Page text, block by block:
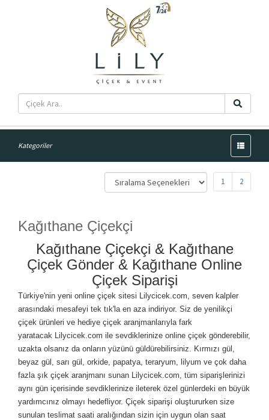
Menü
Kategoriler
1 2
Kağıthane Çiçekçi
Kağıthane Çiçekçi & Kağıthane
Çiçek Gönder & Kağıthane Online
Çiçek Siparişi
Türkiye'nin yeni online çiçek sitesi Lilycicek.com, seven kalpler
arasındaki mesafeyi tek tık'la en aza indiriyor. Siz de yenilikçi
çiçek ürünleri ve hediye çiçek aranjmanlarıyla fark
yaratacak Lilycicek.com ile sevdiklerinize online çiçek gönderebilir,
uzakta olsanız da onların yüzünü güldürebilirsiniz. Kırmızı gül,
beyaz gül, sarı gül, orkide, papatya, teraryum, lilyum ve çok daha
fazla şık çiçek aranjmanı sunan Lilycicek.com, tüm siparişlerinizi
aynı gün içerisinde sevdiklerinize ileterek özel günlerdeki en büyük
yardımcınız olmayı hedefliyor. Çiçek siparişi oluştururken size
sunulan teslimat saati aralığından sizin için uygun olan saat